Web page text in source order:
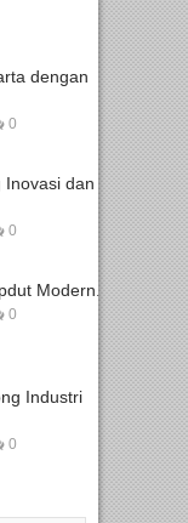
dengan
0
Inovasi dan
0
Modern...
0
Industri
0